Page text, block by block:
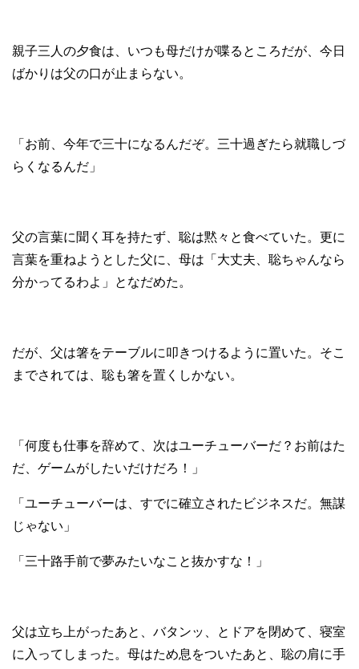
親子三人の夕食は、いつも母だけが喋るところだが、今日
ばかりは父の口が止まらない。
「お前、今年で三十になるんだぞ。三十過ぎたら就職しづ
らくなるんだ」
父の言葉に聞く耳を持たず、聡は黙々と食べていた。更に
言葉を重ねようとした父に、母は「大丈夫、聡ちゃんなら
分かってるわよ」となだめた。
だが、父は箸をテーブルに叩きつけるように置いた。そこ
までされては、聡も箸を置くしかない。
「何度も仕事を辞めて、次はユーチューバーだ？お前はた
だ、ゲームがしたいだけだろ！」
「ユーチューバーは、すでに確立されたビジネスだ。無謀
じゃない」
「三十路手前で夢みたいなこと抜かすな！」
父は立ち上がったあと、バタンッ、とドアを閉めて、寝室
に入ってしまった。母はため息をついたあと、聡の肩に手